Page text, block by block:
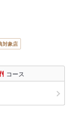
対象店
コース